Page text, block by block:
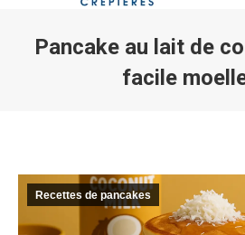
Pancake au lait de
facile
Recettes de pancakes